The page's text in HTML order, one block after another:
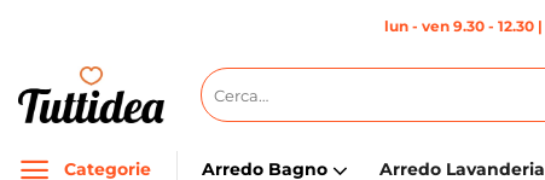
contenuti
lun - ven 9.30 - 12.30 |
Cerca:
Categorie Arredo Bagno Arredo Lavanderia